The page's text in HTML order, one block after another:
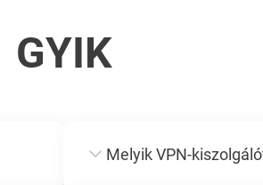
GYIK
Melyik VPN-